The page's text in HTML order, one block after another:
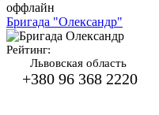
оффлайн
Бригада "Олександр"
Рейтинг:
Львовская область
+380 96 368 2220